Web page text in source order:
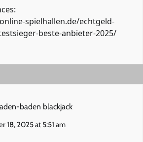
spielhallen.de/echtgeld-
beste-anbieter-2025/
baden blackjack
18, 2025 at 5:51 am